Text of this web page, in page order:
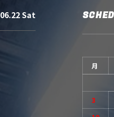
06.22 Sat
月
3